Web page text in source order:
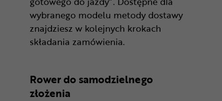
wybranego modelu metody dostawy
znajdziesz w kolejnych krokach
składania zamówienia.
Rower do samodzielnego
złożenia